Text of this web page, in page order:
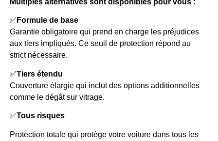
Multiples alternatives sont disponibles pour vous :
✅ Formule de base
Garantie obligatoire qui prend en charge les préjudices
aux tiers impliqués. Ce seuil de protection répond au
strict nécessaire.
✅Tiers étendu
Couverture élargie qui inclut des options additionnelles
comme le dégât sur vitrage.
✅Tous risques
Protection totale qui protège votre voiture dans tous les